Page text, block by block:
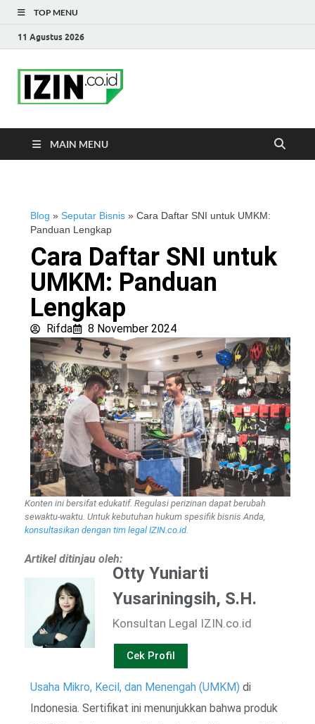
TOP MENU
11 Agustus 2026
MAIN MENU
Blog » Seputar Bisnis » Cara Daftar SNI untuk UMKM:
Panduan Lengkap
Cara Daftar SNI untuk
UMKM: Panduan
Lengkap
Rifda 8 November 2024
Konten ini bersifat edukatif. Regulasi perizinan dapat berubah
sewaktu-waktu. Untuk kebutuhan hukum spesifik bisnis Anda,
konsultasikan dengan tim legal IZIN.co.id.
Artikel ditinjau oleh:
Otty Yuniarti
Yusariningsih, S.H.
Konsultan Legal IZIN.co.id
Cek Profil
Usaha Mikro, Kecil, dan Menengah (UMKM) di
Indonesia. Sertifikat ini menunjukkan bahwa produk